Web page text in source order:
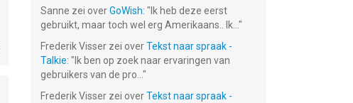
Sanne zei overGoWish: " Ik heb deze eerst
gebruikt, maar toch wel erg Amerikaans.. Ik... "
Frederik Visser zei overTekst naar spraak -
Talkie: " Ik ben op zoek naar ervaringen van
gebruikers van de pro... "
Frederik Visser zei overTekst naar spraak -